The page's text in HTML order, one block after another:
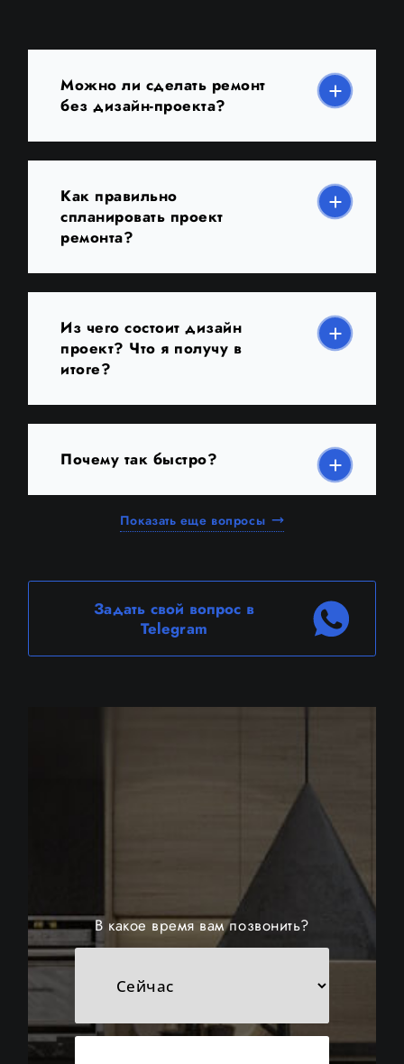
Можно ли сделать ремонт
без дизайн-проекта?
Как правильно
спланировать проект
ремонта?
Из чего состоит дизайн
проект? Что я получу в
итоге?
Почему так быстро?
Показать еще вопросы
Задать свой вопрос в
Telegram
В какое время вам позвонить?